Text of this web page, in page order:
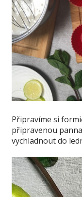
Připravíme si
připravenou
vychladnout do